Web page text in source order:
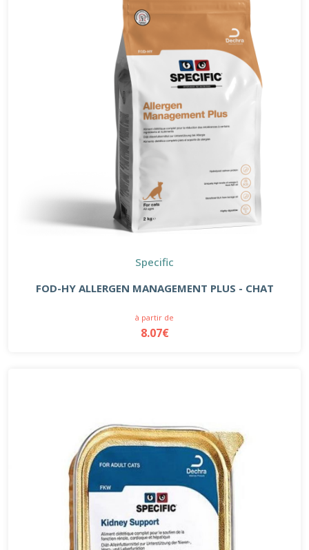
Specific
FOD-HY ALLERGEN MANAGEMENT PLUS - CHAT
à partir de
8.07€